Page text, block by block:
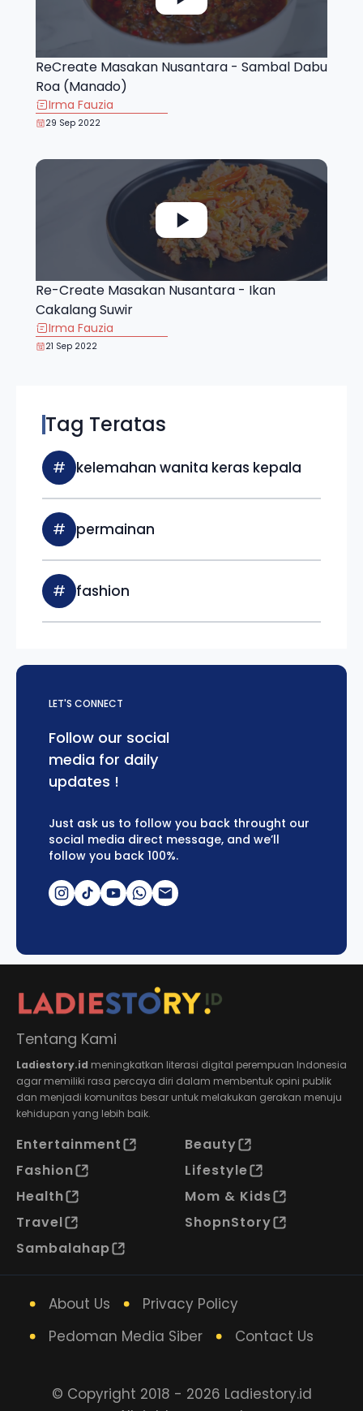
ReCreate Masakan Nusantara - Sambal Dabu
Roa (Manado)
Irma Fauzia
29 Sep 2022
Re-Create Masakan Nusantara - Ikan
Cakalang Suwir
Irma Fauzia
21 Sep 2022
Tag Teratas
# kelemahan wanita keras kepala
# permainan
# fashion
LET'S CONNECT
Follow our social
media for daily
updates !
Just ask us to follow you back throught our
social media direct message, and we’ll
follow you back 100%.
Tentang Kami
Ladiestory.id meningkatkan literasi digital perempuan Indonesia
agar memiliki rasa percaya diri dalam membentuk opini publik
dan menjadi komunitas besar untuk melakukan gerakan menuju
kehidupan yang lebih baik.
Entertainment
Beauty
Fashion
Lifestyle
Health
Mom & Kids
Travel
ShopnStory
Sambalahap
About Us
Privacy Policy
Pedoman Media Siber
Contact Us
© Copyright 2018 - 2026 Ladiestory.id